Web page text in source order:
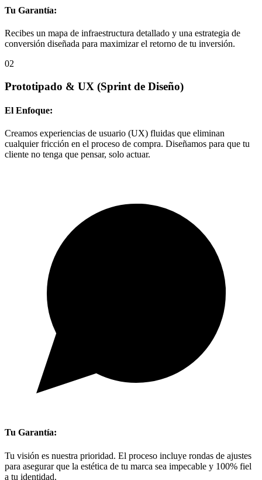
Tu Garantía:
Recibes un mapa de infraestructura detallado y una estrategia de
conversión diseñada para maximizar el retorno de tu inversión.
02
Prototipado & UX (Sprint de Diseño)
El Enfoque:
Creamos experiencias de usuario (UX) fluidas que eliminan
cualquier fricción en el proceso de compra. Diseñamos para que tu
cliente no tenga que pensar, solo actuar.
Tu Garantía:
Tu visión es nuestra prioridad. El proceso incluye rondas de ajustes
para asegurar que la estética de tu marca sea impecable y 100% fiel
a tu identidad.